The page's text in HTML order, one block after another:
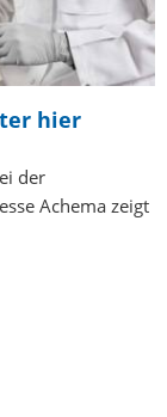
hier
der
Achema zeigt